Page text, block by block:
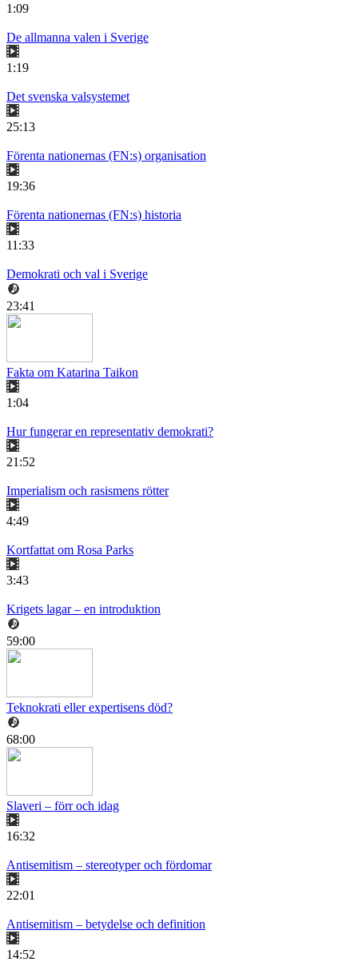
1:09
De allmanna valen i Sverige
1:19
Det svenska valsystemet
25:13
Förenta nationernas (FN:s) organisation
19:36
Förenta nationernas (FN:s) historia
11:33
Demokrati och val i Sverige
23:41
Fakta om Katarina Taikon
1:04
Hur fungerar en representativ demokrati?
21:52
Imperialism och rasismens rötter
4:49
Kortfattat om Rosa Parks
3:43
Krigets lagar – en introduktion
59:00
Teknokrati eller expertisens död?
68:00
Slaveri – förr och idag
16:32
Antisemitism – stereotyper och fördomar
22:01
Antisemitism – betydelse och definition
14:52